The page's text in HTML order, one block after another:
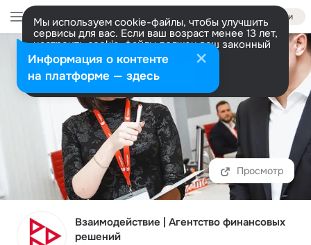
Войти
Мы используем cookie-файлы, чтобы улучшить
сервисы для вас. Если ваш возраст менее 13 лет,
настроить cookie-файлы должен ваш законный
представитель. Больше информации
Разрешить все Настроить
Открыть
Взаимодействие | Агентство финансовых
решений
Информация о контенте
на платформе — здесь